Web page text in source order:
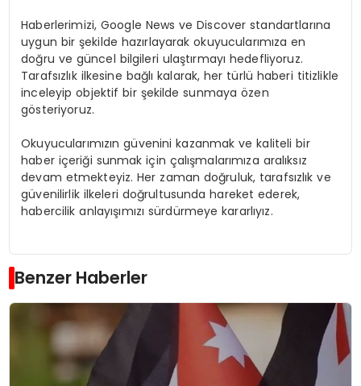
Haberlerimizi, Google News ve Discover standartlarına
uygun bir şekilde hazırlayarak okuyucularımıza en
doğru ve güncel bilgileri ulaştırmayı hedefliyoruz.
Tarafsızlık ilkesine bağlı kalarak, her türlü haberi titizlikle
inceleyip objektif bir şekilde sunmaya özen
gösteriyoruz.
Okuyucularımızın güvenini kazanmak ve kaliteli bir
haber içeriği sunmak için çalışmalarımıza aralıksız
devam etmekteyiz. Her zaman doğruluk, tarafsızlık ve
güvenilirlik ilkeleri doğrultusunda hareket ederek,
habercilik anlayışımızı sürdürmeye kararlıyız.
Benzer Haberler